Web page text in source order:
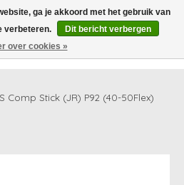
Verlanglijst
Comp Stick (JR) P92 (40-50Flex)
ga je akkoord met het gebruik van
verbeteren.
Dit bericht verbergen
over cookies »